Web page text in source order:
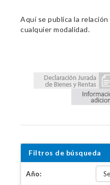
Aquí se publica la
cualquier modalidad.
Filtros de búsqueda
Año: